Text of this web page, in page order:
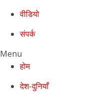
वीडियो
संपर्क
Menu
होम
देश-दुनियाँ